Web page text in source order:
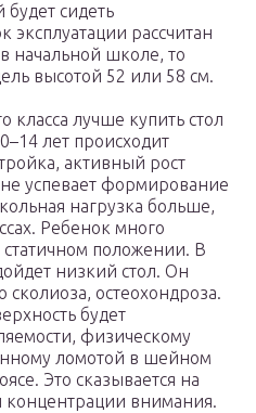
сидеть
эксплуатации рассчитан
начальной школе, то
высотой 52 или 58 см.
класса лучше купить стол
лет происходит
активный рост
успевает формирование
нагрузка больше,
Ребенок много
положении. В
низкий стол. Он
остеохондроза.
будет
физическому
ломотой в шейном
Это сказывается на
концентрации внимания.